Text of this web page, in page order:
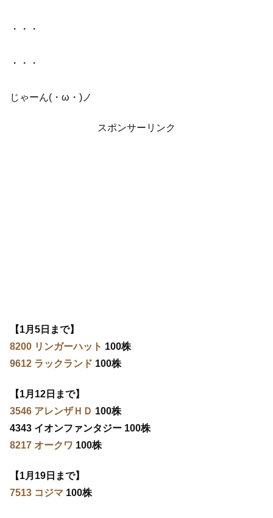
・・・
・・・
じゃーん(・ω・)ノ
スポンサーリンク
【1月5日まで】
8200 リンガーハット 100株
9612 ラックランド 100株
【1月12日まで】
3546 アレンザＨＤ 100株
4343 イオンファンタジー 100株
8217 オークワ 100株
【1月19日まで】
7513 コジマ 100株